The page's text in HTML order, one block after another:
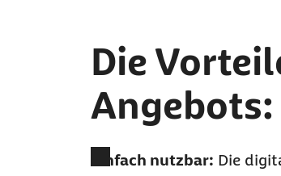
Die
Angebots:
Einfach nutzbar: Die